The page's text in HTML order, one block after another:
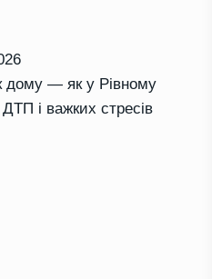
дому — як у Рівному
і важких стресів